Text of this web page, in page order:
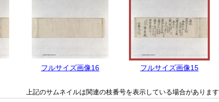
フルサイズ画像16 フルサイズ画像15
上記のサムネイルは関連の枝番号を表示している場合があります